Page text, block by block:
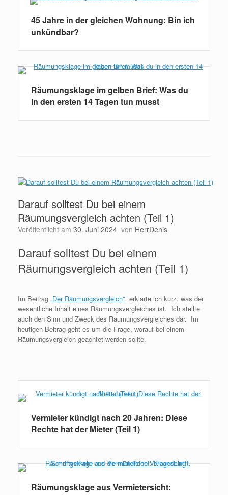
45 Jahre in der gleichen Wohnung: Bin ich
unkündbar?
Räumungsklage im gelben Brief: Was du
in den ersten 14 Tagen tun musst
Darauf solltest Du bei einem
Räumungsvergleich achten (Teil 1)
Veröffentlicht am 30. Juni 2024 von HerrDenis
Darauf solltest Du bei einem
Räumungsvergleich achten (Teil 1)
Im Beitrag „Der Räumungsvergleich" erklärte ich kurz, was der
wesentliche Inhalt eines Räumungsvergleiches ist. Ich stellte
auch den Sinn und Zweck des Räumungsvergleiches dar. Im
heutigen Beitrag geht es um die Frage, worauf bei einem
Räumungsvergleich geachtet werden sollte.
Vermieter kündigt nach 20 Jahren: Diese
Rechte hat der Mieter (Teil 1)
Räumungsklage aus Vermietersicht: